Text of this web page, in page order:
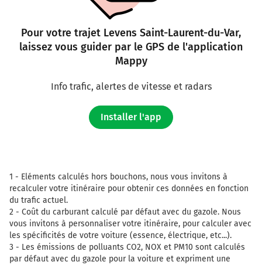
Pour votre trajet Levens Saint-Laurent-du-Var,
laissez vous guider par le GPS de l'application
Mappy
Info trafic, alertes de vitesse et radars
Installer l'app
1 - Eléments calculés hors bouchons, nous vous invitons à
recalculer votre itinéraire pour obtenir ces données en fonction
du trafic actuel.
2 - Coût du carburant calculé par défaut avec du gazole. Nous
vous invitons à personnaliser votre itinéraire, pour calculer avec
les spécificités de votre voiture (essence, électrique, etc...).
3 - Les émissions de polluants CO2, NOX et PM10 sont calculés
par défaut avec du gazole pour la voiture et expriment une